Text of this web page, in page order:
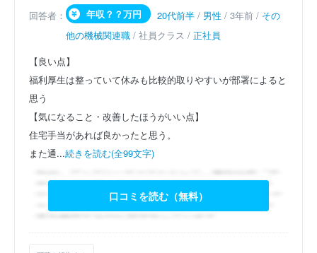
回答者： 年収？？万円 20代前半 / 男性 / 3年前 / その
他の機械関連職 / 社員クラス / 正社員
【良い点】
福利厚生は整っていて休みも比較的取りやすいが部署によると
思う
【気になること・改善したほうがいい点】
住宅手当があれば良かったと思う。
また通...続きを読む(全99文字)
口コミを読む（無料）